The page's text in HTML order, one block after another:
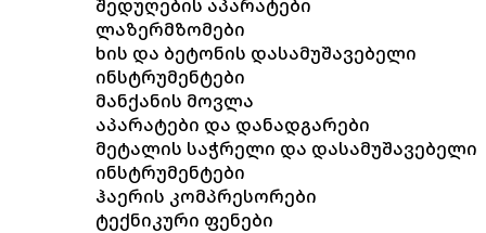
შედუღების აპარატები
ლაზერმზომები
ხის და ბეტონის დასამუშავებელი
ინსტრუმენტები
მანქანის მოვლა
აპარატები და დანადგარები
მეტალის საჭრელი და დასამუშავებელი
ინსტრუმენტები
ჰაერის კომპრესორები
ტექნიკური ფენები